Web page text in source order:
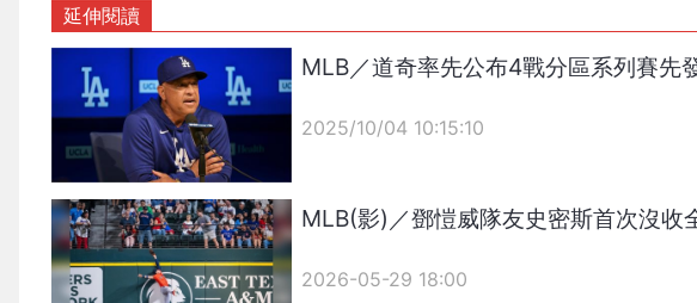
延伸閱讀
{PLAYICON}
MLB／道奇率先公布4戰分區系列賽先
2025/10/04 10:15:10
MLB(影)／鄧愷威隊友史密斯首次沒
2026-05-29 18:00